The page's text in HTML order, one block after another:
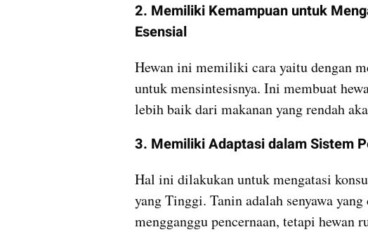
2. Memiliki Kemampuan untuk
Esensial
Hewan ini memiliki cara yaitu dengan
untuk mensintesisnya. Ini membuat
lebih baik dari makanan yang rendah
3. Memiliki Adaptasi dalam Sistem
Hal ini dilakukan untuk mengatasi
yang Tinggi. Tanin adalah senyawa
mengganggu pencernaan, tetapi